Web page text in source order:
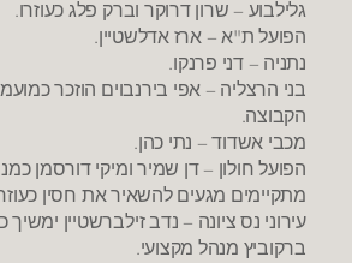
גלילבוע – שרון דרוקר וברק פלג כעוזרו.
הפועל ת"א – ארז אדלשטיין.
נתניה – דני פרנקו.
בני הרצליה – אפי בירנבוים הוזכר
הקבוצה.
מכבי אשדוד – נתי כהן.
הפועל חולון – דן שמיר ומיקי דורסמן
מתקיימים מגעים להשאיר את חסין
עירוני נס ציונה – נדב זילברשטיין
ברקוביץ מנהל מקצועי.